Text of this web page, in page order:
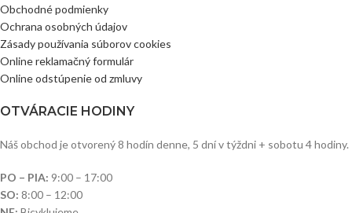
Obchodné podmienky
Ochrana osobných údajov
Zásady používania súborov cookies
Online reklamačný formulár
Online odstúpenie od zmluvy
OTVÁRACIE HODINY
Náš obchod je otvorený 8 hodín denne, 5 dní v týždni + sobotu 4 hodiny.
PO – PIA: 9:00 – 17:00
SO: 8:00 – 12:00